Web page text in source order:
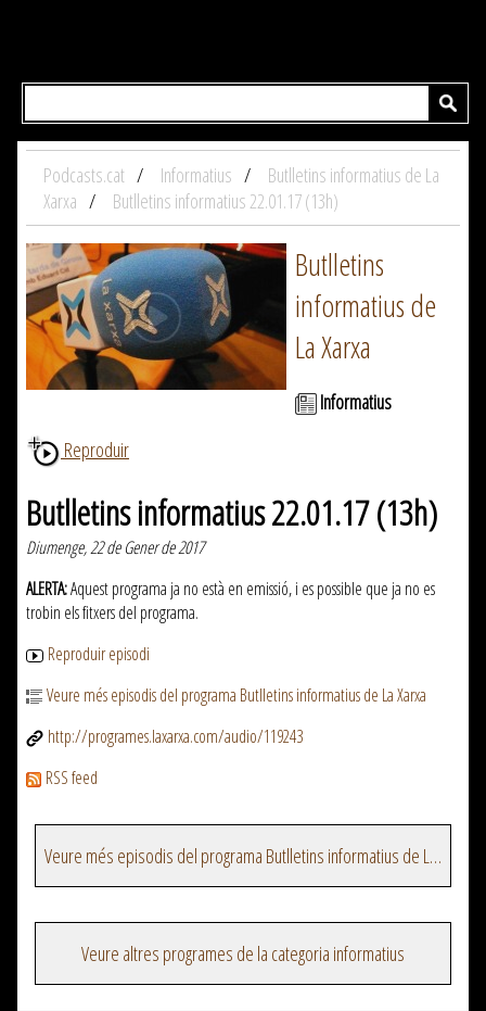
Podcasts.cat Informatius
Butlletins informatius de La
Xarxa
Butlletins informatius 22.01.17 (13h)
Butlletins
informatius de
La Xarxa
Informatius
Reproduir
Butlletins informatius 22.01.17 (13h)
Diumenge, 22 de Gener de 2017
ALERTA:Aquest programa ja no està en emissió, i es possible que ja no es
trobin els fitxers del programa.
Reproduir episodi
Veure més episodis del programa Butlletins informatius de La Xarxa
http://programes.laxarxa.com/audio/119243
RSS feed
Veure més episodis del programa Butlletins informatius de La Xarxa
Veure altres programes de la categoria informatius